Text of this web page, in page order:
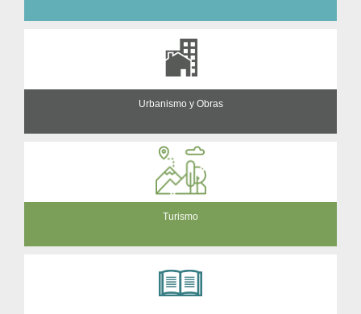
Urbanismo y Obras
Turismo